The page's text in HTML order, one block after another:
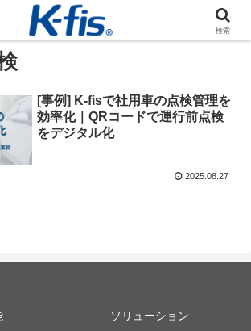
[事例] K-fisで社用車の点検管理を
効率化｜QRコードで運行前点検
をデジタル化
2025.08.27
ソリューション
検索